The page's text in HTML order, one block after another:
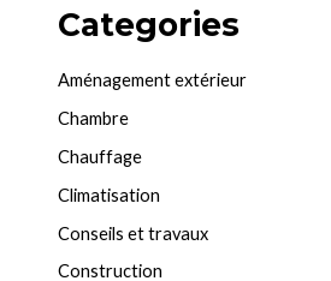
Categories
Aménagement extérieur
Chambre
Chauffage
Climatisation
Conseils et travaux
Construction